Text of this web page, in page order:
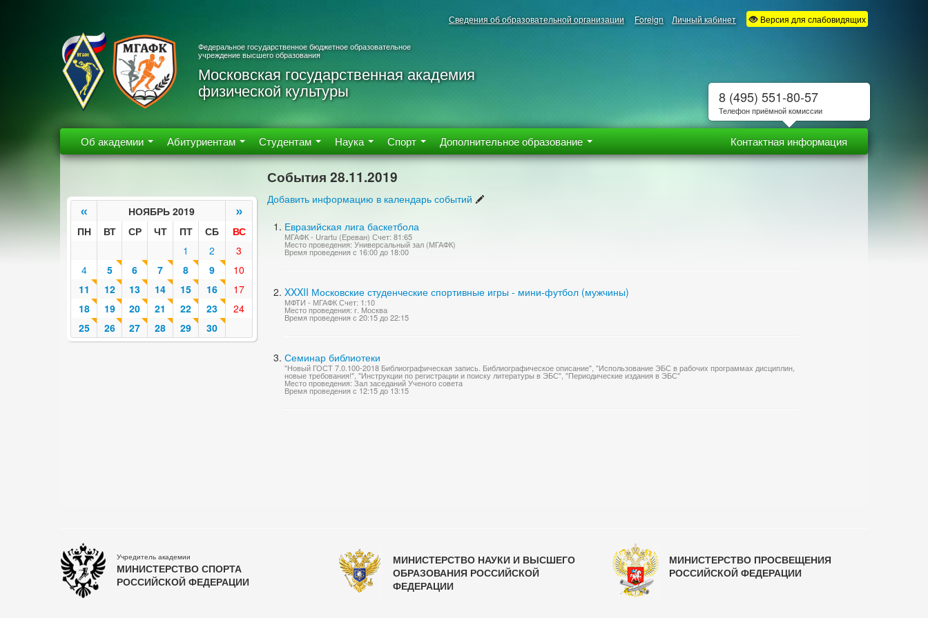
Сведения об образовательной организации Foreign Личный кабинет Версия для слабовидящих
Федеральное государственное бюджетное образовательное
учреждение высшего образования
Московская государственная академия
физической культуры
Об академии Абитуриентам Студентам Наука Спорт Дополнительное образование Контактная информация
« НОЯБРЬ 2019 »
ПН ВТ СР ЧТ ПТ СБ
ВС
1
2
3
4
5 6 7 8 9
10
11
12 13 14 15 16
17
18
19 20 21 22 23
24
25
26 27 28 29 30
События 28.11.2019
Добавить информацию в календарь событий
Евразийская лига баскетбола
МГАФК - Urartu (Ереван) Счет: 81:65
Место проведения: Универсальный зал (МГАФК)
Время проведения с 16:00 до 18:00
XXXII Московские студенческие спортивные игры - мини-футбол (мужчины)
МФТИ - МГАФК Счет: 1:10
Место проведения: г. Москва
Время проведения с 20:15 до 22:15
Семинар библиотеки
"Новый ГОСТ 7.0.100-2018 Библиографическая запись. Библиографическое описание", "Использование ЭБС в рабочих программах дисциплин,
новые требования!", "Инструкции по регистрации и поиску литературы в ЭБС", "Периодические издания в ЭБС"
Место проведения: Зал заседаний Ученого совета
Время проведения с 12:15 до 13:15
Учредитель академии
МИНИСТЕРСТВО СПОРТА
РОССИЙСКОЙ ФЕДЕРАЦИИ
МИНИСТЕРСТВО НАУКИ И ВЫСШЕГО
ОБРАЗОВАНИЯ РОССИЙСКОЙ
ФЕДЕРАЦИИ
МИНИСТЕРСТВО ПРОСВЕЩЕНИЯ
РОССИЙСКОЙ ФЕДЕРАЦИИ
8 (495) 551-80-57
Телефон приёмной комиссии